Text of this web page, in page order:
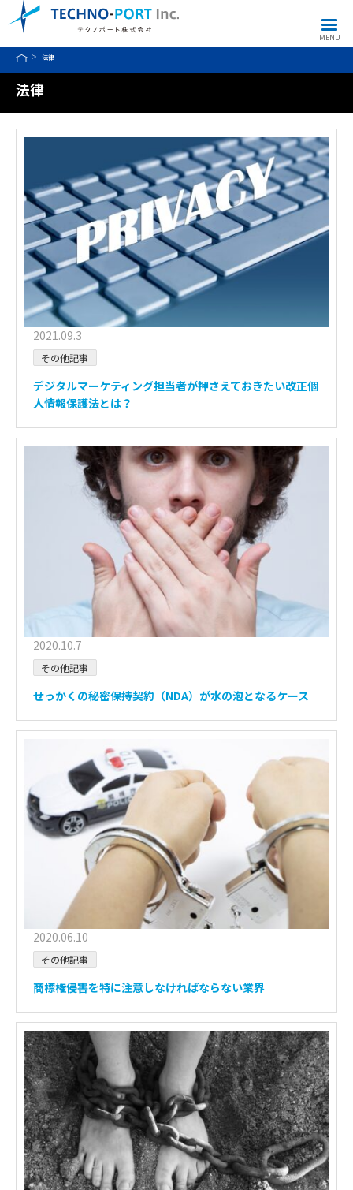
MENU
法律
法律
2021.09.3
その他記事
デジタルマーケティング担当者が押さえておきたい改正個
人情報保護法とは？
2020.10.7
その他記事
せっかくの秘密保持契約（NDA）が水の泡となるケース
2020.06.10
その他記事
商標権侵害を特に注意しなければならない業界